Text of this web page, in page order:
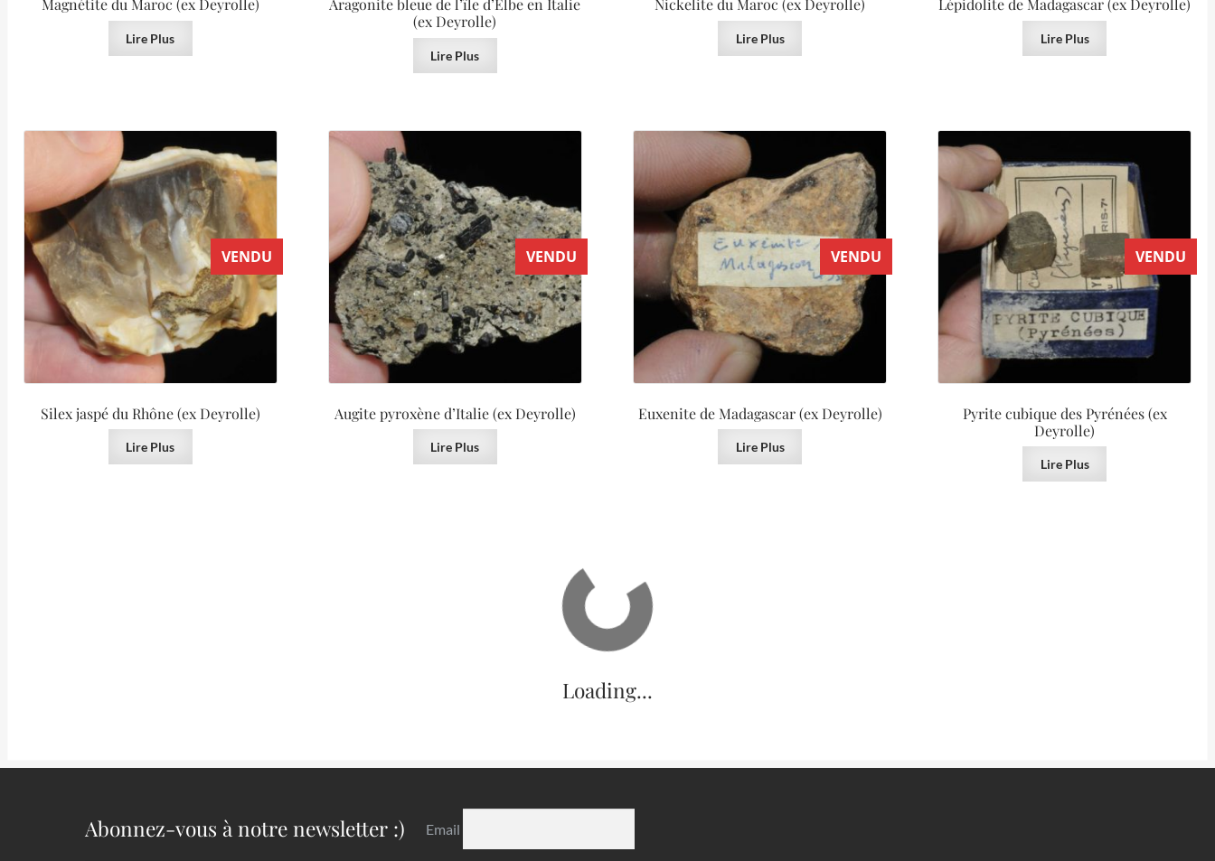
Magnétite du Maroc (ex Deyrolle)
Lire Plus
Aragonite bleue de l’île d’Elbe en Italie
(ex Deyrolle)
Lire Plus
Nickelite du Maroc (ex Deyrolle)
Lire Plus
Lépidolite de Madagascar (ex Deyrolle)
Lire Plus
VENDU
Silex jaspé du Rhône (ex Deyrolle)
Lire Plus
VENDU
Augite pyroxène d’Italie (ex Deyrolle)
Lire Plus
VENDU
Euxenite de Madagascar (ex Deyrolle)
Lire Plus
VENDU
Pyrite cubique des Pyrénées (ex
Deyrolle)
Lire Plus
Ozokérite de Bosnie (ex Deyrolle)
Mica muscovite de Ceylan (Sri Lanka,
ex Deyrolle)